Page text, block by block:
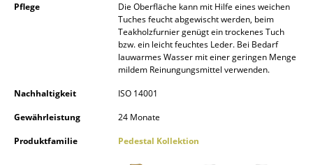
Tabletts
Aufbewahrungsboxen
Decken
Pflege
Die Oberfläche kann mit Hilfe eines weichen
Tuches feucht abgewischt werden, beim
Teakholzfurnier genügt ein trockenes Tuch
bzw. ein leicht feuchtes Leder. Bei Bedarf
lauwarmes Wasser mit einer geringen Menge
mildem Reinungungsmittel verwenden.
Nachhaltigkeit
ISO 14001
Gewährleistung
24 Monate
Produktfamilie
Pedestal Kollektion